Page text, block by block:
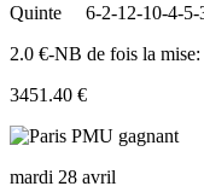
Quinte
6-2-12-10-4-5-
2.0 €-NB de fois la mise:
3451.40 €
mardi 28 avril